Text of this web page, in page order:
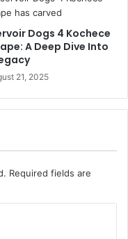
Dogs 4 Kochece
A Deep Dive Into
21, 2025
Required fields are